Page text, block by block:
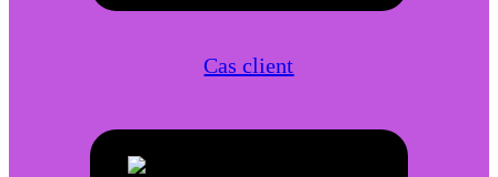
Cas client